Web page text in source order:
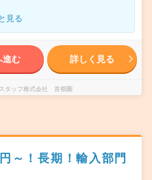
見る
進む 詳しく見る
タッフ株式会社 首都圏
～！長期！輸入部門